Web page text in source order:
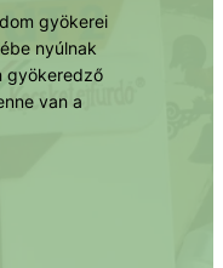
gyökerei
nyúlnak
gyökeredző
van a